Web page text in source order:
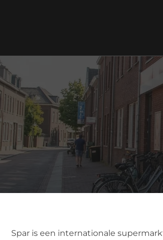
Spar is een internationale